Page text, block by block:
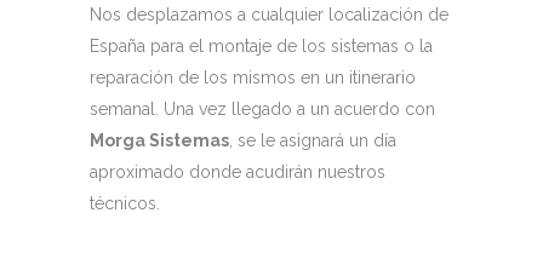
Nos desplazamos a cualquier localización de
España para el montaje de los sistemas o la
reparación de los mismos en un itinerario
semanal. Una vez llegado a un acuerdo con
Morga Sistemas , se le asignará un día
aproximado donde acudirán nuestros
técnicos.